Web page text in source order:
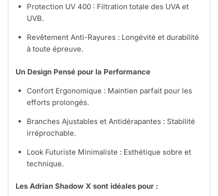
Protection UV 400 : Filtration totale des UVA et
UVB.
Revêtement Anti-Rayures : Longévité et durabilité
à toute épreuve.
Un Design Pensé pour la Performance
Confort Ergonomique : Maintien parfait pour les
efforts prolongés.
Branches Ajustables et Antidérapantes : Stabilité
irréprochable.
Look Futuriste Minimaliste : Esthétique sobre et
technique.
Les Adrian Shadow X sont idéales pour :